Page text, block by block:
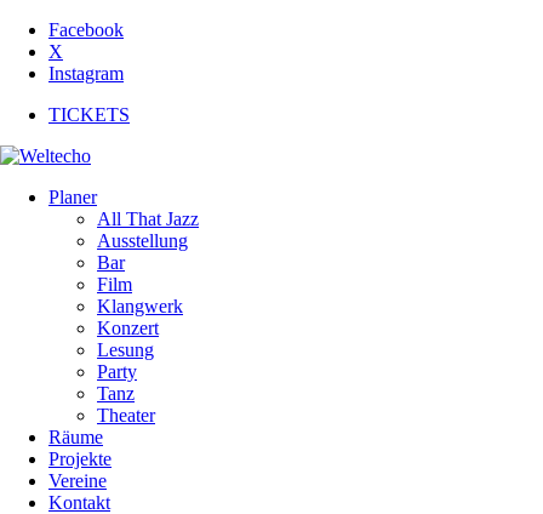
Facebook
X
Instagram
TICKETS
Planer
All That Jazz
Ausstellung
Bar
Film
Klangwerk
Konzert
Lesung
Party
Tanz
Theater
Räume
Projekte
Vereine
Kontakt